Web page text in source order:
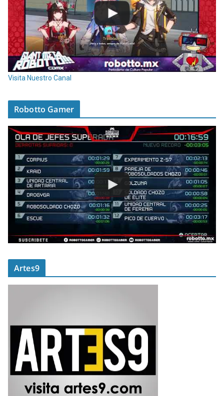
Visita Nuestro Canal
Robotto Gamer
Artes9